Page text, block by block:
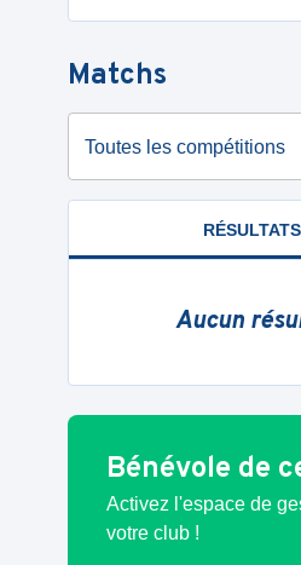
Matchs
Toutes les compétitions
RÉSULTATS
Aucun
Bénévole de
Activez l'espace de
votre club !